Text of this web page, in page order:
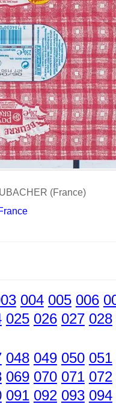
(France)
004 005 006
025 026 027 028
048 049 050 051
069 070 071 072
091 092 093 094